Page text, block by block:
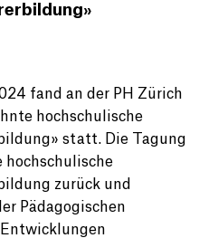
fand an der PH Zürich
hochschulische
statt. Die Tagung
hochschulische
zurück und
Pädagogischen
Entwicklungen